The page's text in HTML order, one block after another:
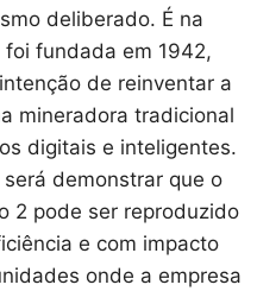
deliberado. É na
fundada em 1942,
de reinventar a
mineradora tradicional
digitais e inteligentes.
demonstrar que o
2 pode ser reproduzido
e com impacto
onde a empresa